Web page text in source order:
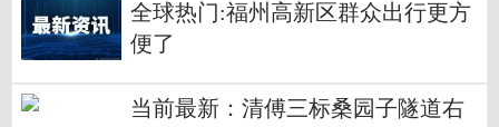
全球热门:福州高新区群众出行更方
便了
当前最新：清傅三标桑园子隧道右